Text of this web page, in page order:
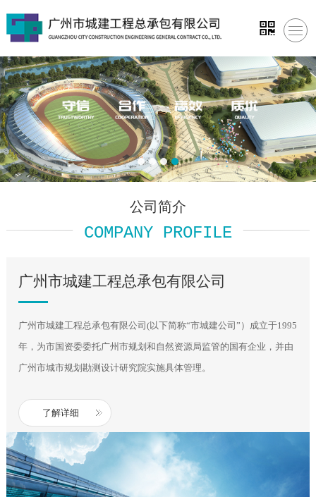
公司简介
COMPANY PROFILE
广州市城建工程总承包有限公司
广州市城建工程总承包有限公司(以下简称“市城建公司”）成立于1995
年，为市国资委委托广州市规划和自然资源局监管的国有企业，并由
广州市城市规划勘测设计研究院实施具体管理。
了解详细